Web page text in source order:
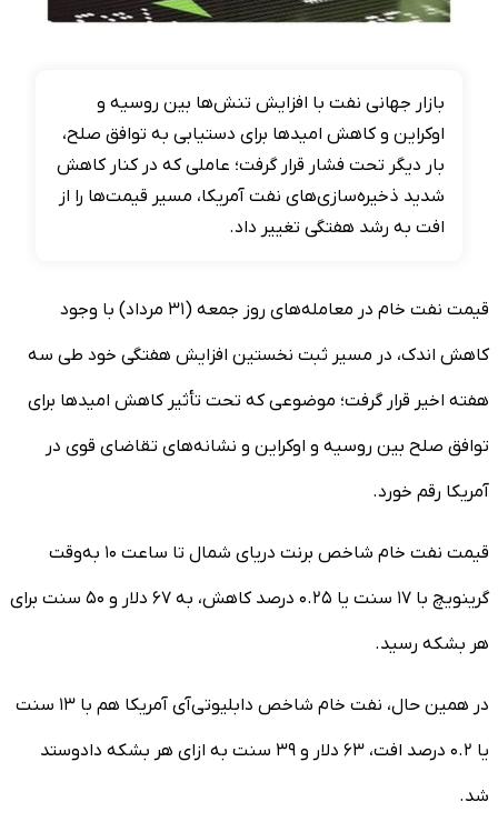
بازار جهانی نفت با افزایش تنش‌ها بین روسیه و
اوکراین و کاهش امیدها برای دستیابی به توافق صلح،
بار دیگر تحت فشار قرار گرفت؛ عاملی که در کنار کاهش
شدید ذخیره‌سازی‌های نفت آمریکا، مسیر قیمت‌ها را از
افت به رشد هفتگی تغییر داد.
قیمت نفت خام در معامله‌های روز جمعه (۳۱ مرداد) با وجود
کاهش اندک، در مسیر ثبت نخستین افزایش هفتگی خود طی سه
هفته اخیر قرار گرفت؛ موضوعی که تحت تأثیر کاهش امید‌ها برای
توافق صلح بین روسیه و اوکراین و نشانه‌های تقاضای قوی در
آمریکا رقم خورد.
قیمت نفت خام شاخص برنت دریای شمال تا ساعت ۱۰ به‌وقت
گرینویچ با ۱۷ سنت یا ۰.۲۵ درصد کاهش، به ۶۷ دلار و ۵۰ سنت برای
هر بشکه رسید.
در همین حال، نفت خام شاخص دابلیوتی‌آی آمریکا هم با ۱۳ سنت
یا ۰.۲ درصد افت، ۶۳ دلار و ۳۹ سنت به ازای هر بشکه دادوستد
شد.